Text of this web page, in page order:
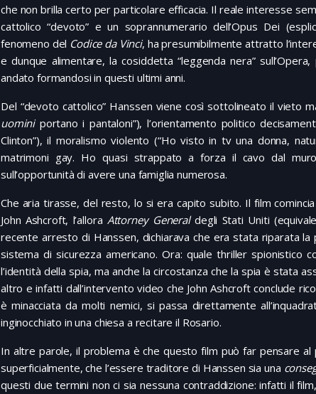
che non brilla certo per particolare efficacia. Il reale interesse
cattolico “devoto” e un soprannumerario dell’Opus Dei
fenomeno del Codice da Vinci, ha presumibilmente attratto
e dunque alimentare, la cosiddetta “leggenda nera”
andato formandosi in questi ultimi anni.
Del “devoto cattolico” Hanssen viene così sottolineato il vieto
uominiportano i pantaloni”), l’orientamento politico
Clinton”), il moralismo violento (“Ho visto in tv una donna,
matrimoni gay. Ho quasi strappato a forza il cavo dal
sull’opportunità di avere una famiglia numerosa.
Che aria tirasse, del resto, lo si era capito subito. Il film
John Ashcroft, l’allora Attorney Generaldegli Stati Uniti
recente arresto di Hanssen, dichiarava che era stata riparata la
sistema di sicurezza americano. Ora: quale thriller spionistico
l’identità della spia, ma anche la circostanza che la spia è stata
altro e infatti dall’intervento video che John Ashcroft conclude
è minacciata da molti nemici, si passa direttamente
inginocchiato in una chiesa a recitare il Rosario.
In altre parole, il problema è che questo film può far pensare
superficialmente, che l’essere traditore di Hanssen sia una
questi due termini non ci sia nessuna contraddizione: infatti il